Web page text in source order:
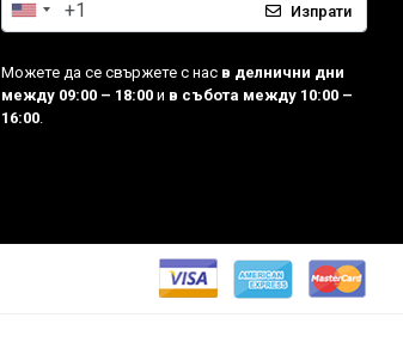
Изпрати
Можете да се свържете с нас в делнични дни
между 09:00 – 18:00и в събота между 10:00 –
16:00.